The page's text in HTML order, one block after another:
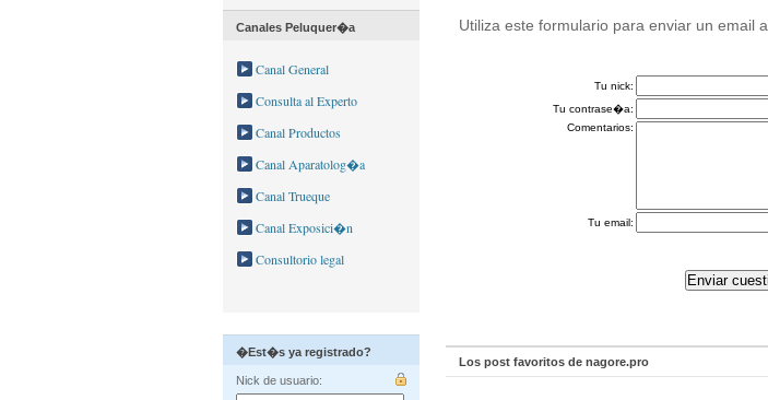
Canales Peluquer�a
Canal General
Consulta al Experto
Canal Productos
Canal Aparatolog�a
Canal Trueque
Canal Exposici�n
Consultorio legal
�Est�s ya registrado?
Nick de usuario:
Utiliza este formulario para enviar un email a
Tu nick:
Tu contrase�a:
Comentarios:
Tu email:
Los post favoritos de nagore.pro